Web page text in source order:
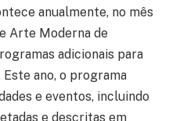
anualmente, no mês
Arte Moderna de
adicionais para
ano, o programa
e eventos, incluindo
e descritas em